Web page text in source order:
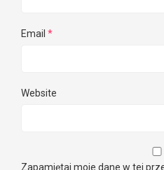
Email *
Website
Zapamiętaj moje dane w tej